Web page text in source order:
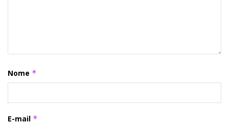
Nome *
E-mail *